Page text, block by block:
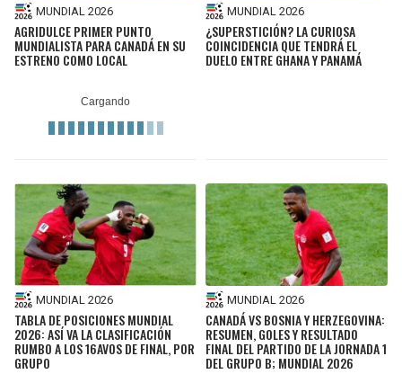
MUNDIAL 2026
AGRIDULCE PRIMER PUNTO
MUNDIALISTA PARA CANADÁ EN SU
ESTRENO COMO LOCAL
MUNDIAL 2026
¿SUPERSTICIÓN? LA CURIOSA
COINCIDENCIA QUE TENDRÁ EL
DUELO ENTRE GHANA Y PANAMÁ
MUNDIAL 2026
TABLA DE POSICIONES MUNDIAL
2026: ASÍ VA LA CLASIFICACIÓN
RUMBO A LOS 16AVOS DE FINAL, POR
GRUPO
MUNDIAL 2026
CANADÁ VS BOSNIA Y HERZEGOVINA:
RESUMEN, GOLES Y RESULTADO
FINAL DEL PARTIDO DE LA JORNADA 1
DEL GRUPO B; MUNDIAL 2026